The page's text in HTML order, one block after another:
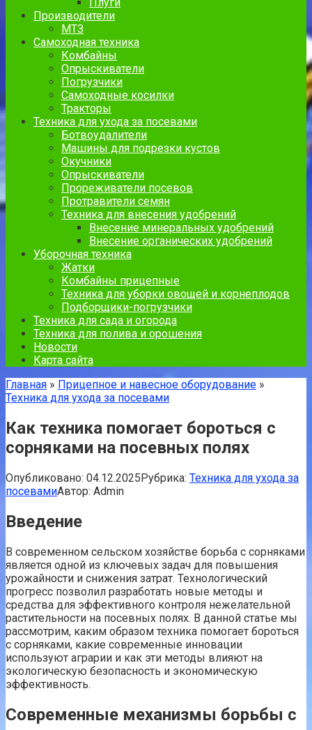
Производители
МТЗ
Самоходная техника
Комбайны
Опрыскиватели
Погрузчики
Самоходные косилки
Тракторы
Техника для ухода за посевами
Ботвоудалители
Машины для подрезки кустов
Окучники
Опрыскиватели
Прореживатели посевов
Протравители семян
Техника для внесения удобрений
Внесение минеральных удобрений
Внесение органических удобрений
Уборочная техника
Жатки
Комбайны прицепные
Техника для уборки овощей и корнеплодов
Подборщики-погрузчики
Техника для сада и огорода
Техника для полива и орошения
Новости
Карта сайта
Главная » Прицепное и навесное оборудование »
Техника для ухода за посевами
Как техника помогает бороться с
сорняками на посевных полях
Опубликовано: 04.12.2025Рубрика: Техника для ухода за
посевамиАвтор: Admin
Введение
В современном сельском хозяйстве борьба с сорняками
является одной из ключевых задач для повышения
урожайности и снижения затрат. Технологический
прогресс позволил разработать новые методы и
средства для эффективного контроля нежелательной
растительности на посевных полях. В данной статье мы
рассмотрим, каким образом техника помогает бороться
с сорняками, какие современные инновации
используют аграрии и как эти методы влияют на
экологическую безопасность и экономическую
эффективность.
Современные механизмы борьбы с